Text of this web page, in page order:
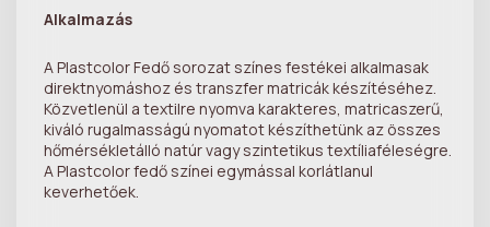
Alkalmazás
A Plastcolor Fedő sorozat színes festékei alkalmasak
direktnyomáshoz és transzfer matricák készítéséhez.
Közvetlenül a textilre nyomva karakteres, matricaszerű,
kiváló rugalmasságú nyomatot készíthetünk az összes
hőmérsékletálló natúr vagy szintetikus textíliaféleségre.
A Plastcolor fedő színei egymással korlátlanul
keverhetőek.